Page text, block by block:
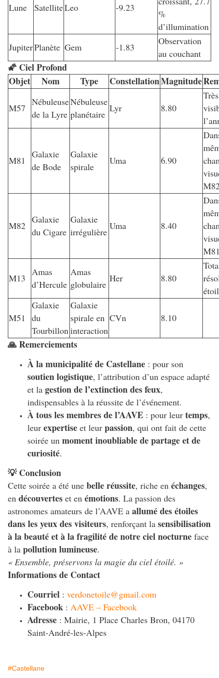
Lune SatelliteLeo -9.23
%
d’illumination
JupiterPlanète Gem -1.83
Observation
au couchant
🌠 Ciel Profond
Objet
Nom Type ConstellationMagnitude
M57
Nébuleuse
de la Lyre
Nébuleuse
planétaire
Lyr 8.80
M81
Galaxie
de Bode
Galaxie
spirale
Uma 6.90
M82
Galaxie
du Cigare
Galaxie
irrégulière
Uma 8.40
M13
Amas
d’Hercule
Amas
globulaire
Her 8.80
M51
Galaxie
du
Tourbillon
Galaxie
spirale en
interaction
CVn 8.10
🙏 Remerciements
À la municipalité de Castellane : pour son
soutien logistique, l’attribution d’un espace adapté
et la gestion de l’extinction des feux,
indispensables à la réussite de l’événement.
À tous les membres de l’AAVE : pour leur temps,
leur expertise et leur passion, qui ont fait de cette
soirée un moment inoubliable de partage et de
curiosité.
💡 Conclusion
Cette soirée a été une belle réussite, riche en échanges,
en découvertes et en émotions. La passion des
astronomes amateurs de l’AAVE a allumé des étoiles
dans les yeux des visiteurs, renforçant la sensibilisation
à la beauté et à la fragilité de notre ciel nocturne face
à la pollution lumineuse.
« Ensemble, préservons la magie du ciel étoilé. »
Informations de Contact
Courriel : verdonetoile@gmail.com
Facebook : AAVE – Facebook
Adresse : Mairie, 1 Place Charles Bron, 04170
Saint-André-les-Alpes
#Castellane